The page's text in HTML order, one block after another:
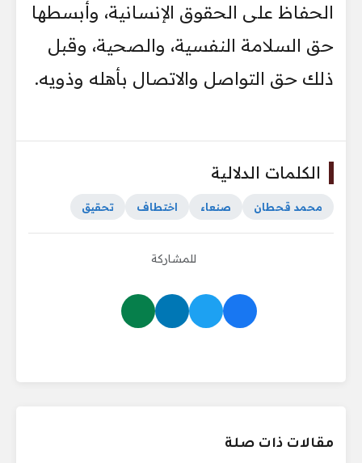
الحفاظ على الحقوق الإنسانية، وأبسطها
حق السلامة النفسية، والصحية، وقبل
ذلك حق التواصل والاتصال بأهله وذويه.
الكلمات الدلالية
محمد قحطان صنعاء اختطاف تحقيق
للمشاركة
مقالات ذات صلة